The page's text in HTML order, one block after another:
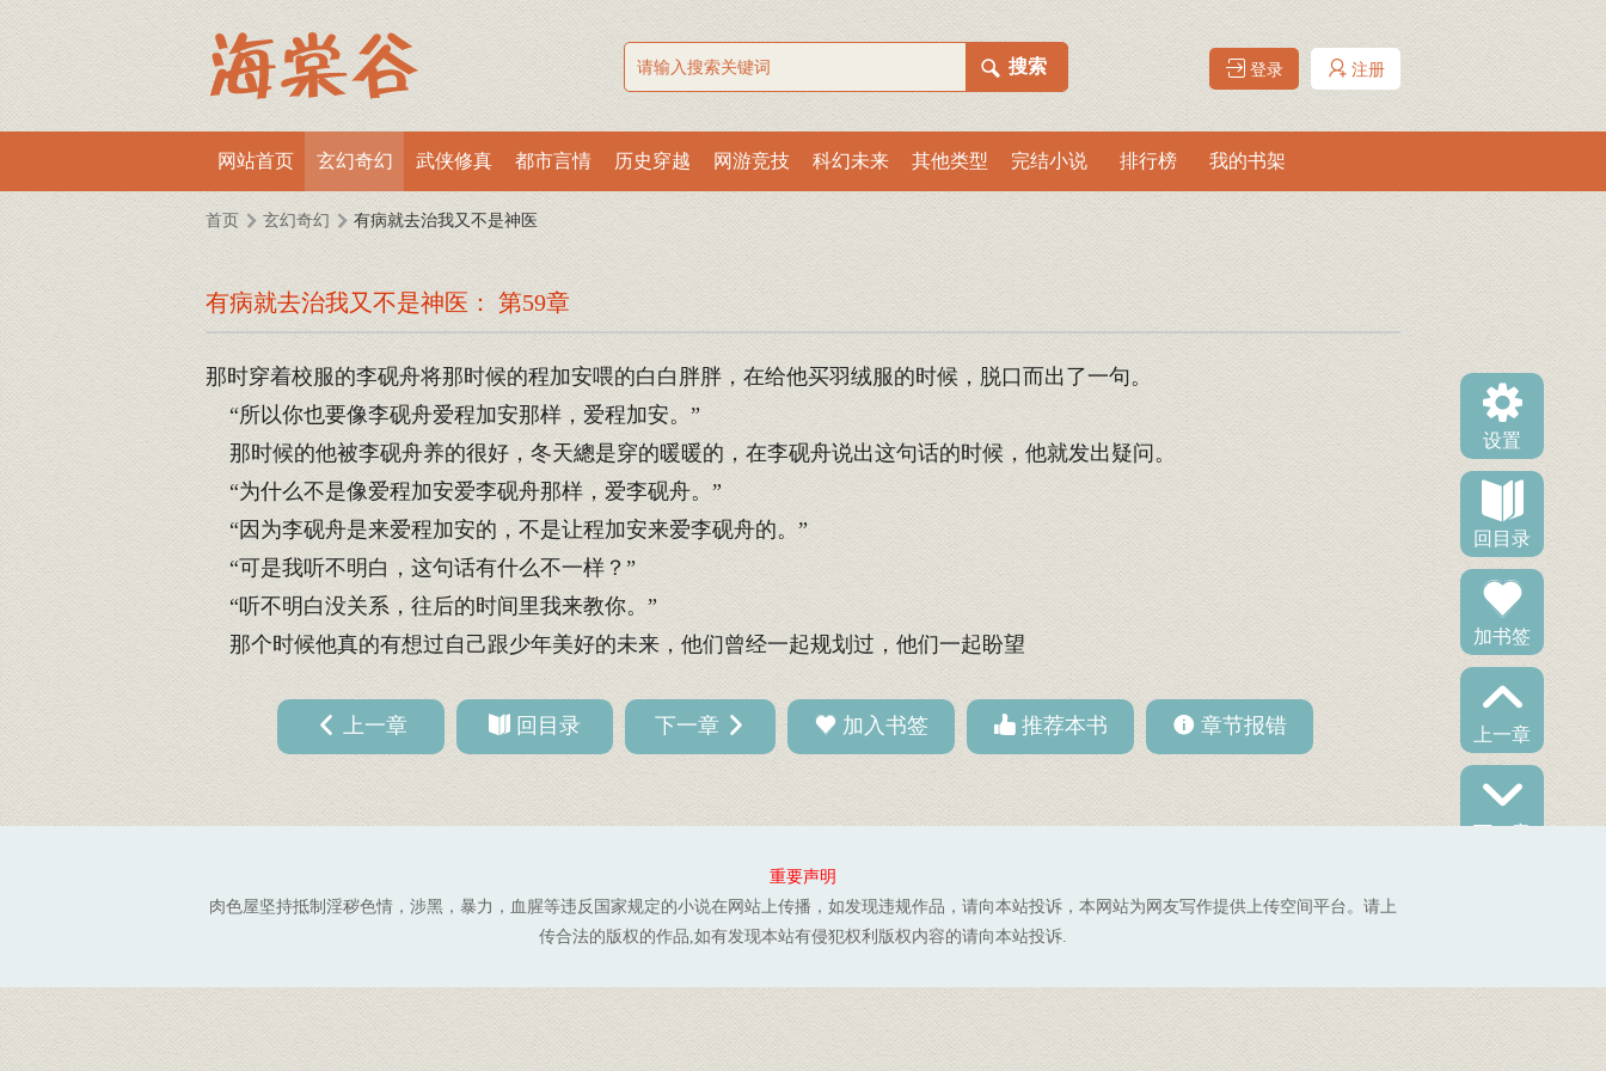
登录 注册
网站首页 玄幻奇幻 武侠修真 都市言情 历史穿越 网游竞技 科幻未来 其他类型 完结小说 排行榜 我的书架
首页 玄幻奇幻 有病就去治我又不是神医
设置
回目录
加书签
上一章
下一章
有病就去治我又不是神医： 第59章
那时穿着校服的李砚舟将那时候的程加安喂的白白胖胖，在给他买羽绒服的时候，脱口而出了一句。
“所以你也要像李砚舟爱程加安那样，爱程加安。”
那时候的他被李砚舟养的很好，冬天總是穿的暖暖的，在李砚舟说出这句话的时候，他就发出疑问。
“为什么不是像爱程加安爱李砚舟那样，爱李砚舟。”
“因为李砚舟是来爱程加安的，不是让程加安来爱李砚舟的。”
“可是我听不明白，这句话有什么不一样？”
“听不明白没关系，往后的时间里我来教你。”
那个时候他真的有想过自己跟少年美好的未来，他们曾经一起规划过，他们一起盼望
上一章 回目录 下一章 加入书签 推荐本书 章节报错
重要声明
肉色屋坚持抵制淫秽色情，涉黑，暴力，血腥等违反国家规定的小说在网站上传播，如发现违规作品，请向本站投诉，本网站为网友写作提供上传空间平台。请上
传合法的版权的作品,如有发现本站有侵犯权利版权内容的请向本站投诉.